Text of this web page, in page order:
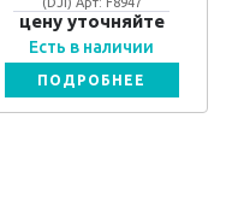
цену уточняйте
Есть в наличии
ПОДРОБНЕЕ